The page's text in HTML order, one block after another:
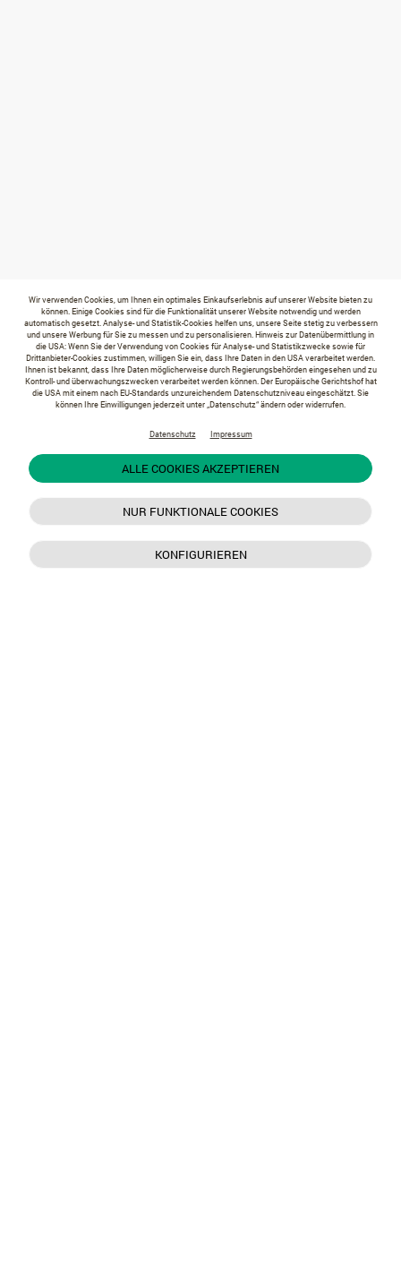
Wir verwenden Cookies, um Ihnen ein optimales Einkaufserlebnis auf unserer Website bieten zu
können. Einige Cookies sind für die Funktionalität unserer Website notwendig und werden
automatisch gesetzt. Analyse- und Statistik-Cookies helfen uns, unsere Seite stetig zu verbessern
und unsere Werbung für Sie zu messen und zu personalisieren. Hinweis zur Datenübermittlung in
die USA: Wenn Sie der Verwendung von Cookies für Analyse- und Statistikzwecke sowie für
Drittanbieter-Cookies zustimmen, willigen Sie ein, dass Ihre Daten in den USA verarbeitet werden.
Ihnen ist bekannt, dass Ihre Daten möglicherweise durch Regierungsbehörden eingesehen und zu
Kontroll- und überwachungszwecken verarbeitet werden können. Der Europäische Gerichtshof hat
die USA mit einem nach EU-Standards unzureichendem Datenschutzniveau eingeschätzt. Sie
können Ihre Einwilligungen jederzeit unter „Datenschutz“ ändern oder widerrufen.
Datenschutz Impressum
ALLE COOKIES AKZEPTIEREN
NUR FUNKTIONALE COOKIES
KONFIGURIEREN